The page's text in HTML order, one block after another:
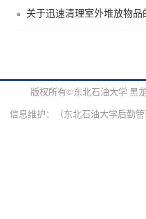
关于迅速清理室外堆放物品
版权所有©东北石油大学 黑
信息维护：（东北石油大学后勤